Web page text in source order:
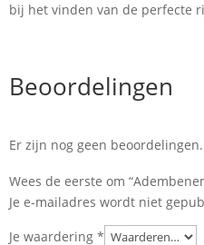
bij het vinden van de perfecte
Beoordelingen
Er zijn nog geen beoordelingen.
Wees de eerste om
Je e-mailadres wordt niet
Je waardering*